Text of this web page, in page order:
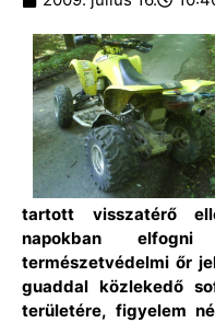
tartott visszatérő
napokban
természetvédelmi őr
guaddal közlekedő
területére, figyelem